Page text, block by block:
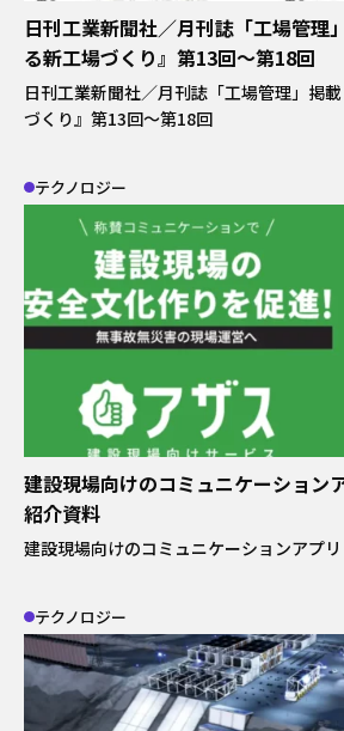
関連サイト
事業サイト｜
Coresafety
アザス
ACT FOR SKY
するーぷ
グループ会社サイト｜
日揮ホールディングス株式会社
日揮触媒化成株式会社
日揮ユニバーサル株式会社
日揮商事株式会社
日本ファインセラミックス株式会社
青森日揮プランテック株式会社
株式会社プラントエンジニアリング盛
日揮パラレルテクノロジーズ
日揮みらい投資事業有限責任組合
かもめミライ水産株式会社
運営会社 プライバシーポ
日刊工業新聞社／月刊誌「工場管理
る新工場づくり』第13回～第18回
日刊工業新聞社／月刊誌「工場管理」掲
づくり』第13回～第18回
テクノロジー
建設現場向けのコミュニケーション
紹介資料
建設現場向けのコミュニケーションアプ
テクノロジー